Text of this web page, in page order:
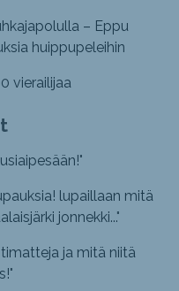
– Eppu
huippupeleihin
vierailijaa
"
lupaillaan mitä
jonnekki..."
ja mitä niitä
"